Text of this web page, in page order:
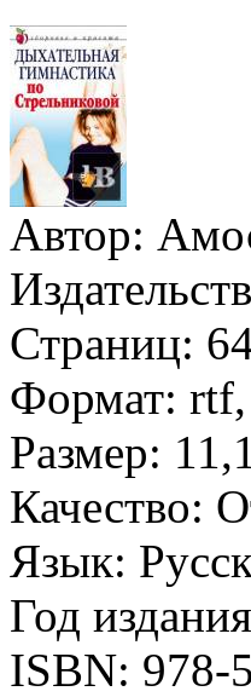
Автор:
Страниц:
Формат:
Размер:
Качество:
Язык:
Год
ISBN: 978-